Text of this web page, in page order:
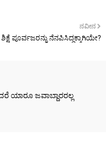
ನವೀನ
ಶಿಕ್ಷೆ ಪೂರ್ವಜರನ್ನು ನೆನಪಿಸಿದ್ದಕ್ಕಾಗಿಯೇ?
ಯಾರೂ ಜವಾಬ್ದಾರರಲ್ಲ